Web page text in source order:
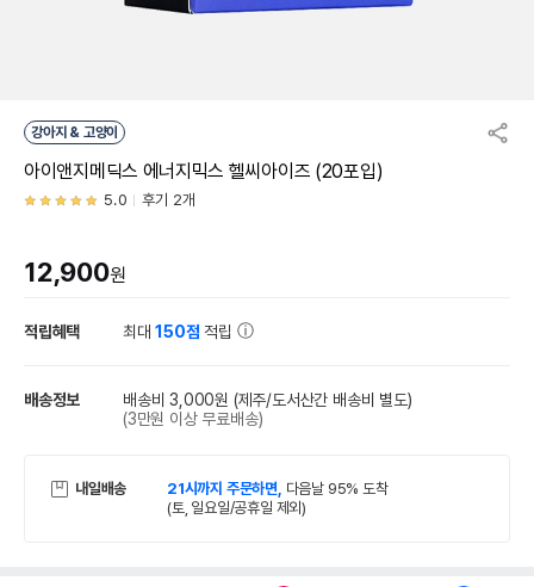
강아지 & 고양이
아이앤지메딕스 에너지믹스 헬씨아이즈 (20포입)
5.0 후기 2개
12,900원
적립혜택 최대150점 적립
배송정보 배송비 3,000원 (제주/도서산간 배송비 별도)
(3만원 이상 무료배송)
내일배송 21시까지 주문하면, 다음날 95% 도착
(토, 일요일/공휴일 제외)